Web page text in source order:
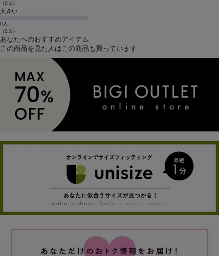
（0％）
大きい
0人
（0％）
あなたへのおすすめアイテム
この商品を見た人はこの商品も買っています